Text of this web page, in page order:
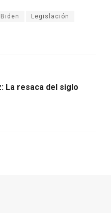
Legislación
La resaca del siglo